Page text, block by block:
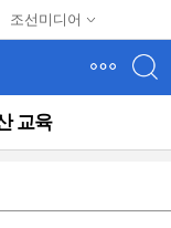
조선미디어
교육